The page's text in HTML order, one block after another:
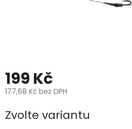
199 Kč
177,68 Kč bez DPH
cena:
Zvolte variantu